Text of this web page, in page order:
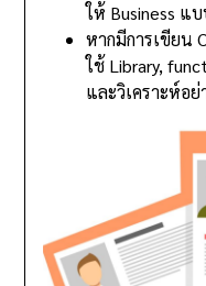
ให้ Business แ
หากมีการเขียน
ใช้ Library,
และวิเคราะห์อย่